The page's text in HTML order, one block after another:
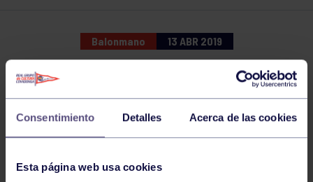
Consentimiento Detalles Acerca de las cookies
Esta página web usa cookies
Balonmano 13 ABR 2019
NOTICIAS RELACIONADAS